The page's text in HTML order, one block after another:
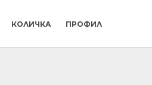
КОЛИЧКА ПРОФИЛ